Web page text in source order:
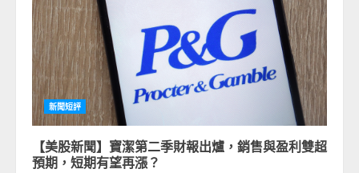
新聞短評
【美股新聞】寶潔第二季財報出爐，銷售與盈利雙超
預期，短期有望再漲？